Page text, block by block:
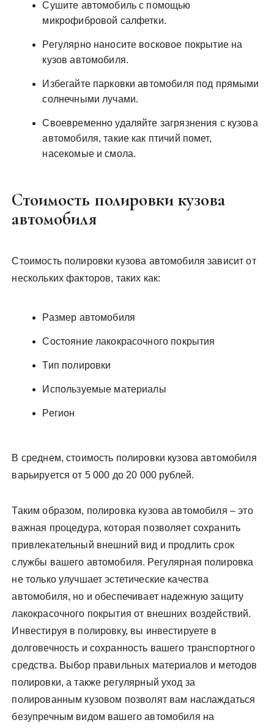
Сушите автомобиль с помощью
микрофибровой салфетки.
Регулярно наносите восковое покрытие на
кузов автомобиля.
Избегайте парковки автомобиля под прямыми
солнечными лучами.
Своевременно удаляйте загрязнения с кузова
автомобиля, такие как птичий помет,
насекомые и смола.
Стоимость полировки кузова
автомобиля
Стоимость полировки кузова автомобиля зависит от
нескольких факторов, таких как:
Размер автомобиля
Состояние лакокрасочного покрытия
Тип полировки
Используемые материалы
Регион
В среднем, стоимость полировки кузова автомобиля
варьируется от 5 000 до 20 000 рублей.
Таким образом, полировка кузова автомобиля – это
важная процедура, которая позволяет сохранить
привлекательный внешний вид и продлить срок
службы вашего автомобиля. Регулярная полировка
не только улучшает эстетические качества
автомобиля, но и обеспечивает надежную защиту
лакокрасочного покрытия от внешних воздействий.
Инвестируя в полировку, вы инвестируете в
долговечность и сохранность вашего транспортного
средства. Выбор правильных материалов и методов
полировки, а также регулярный уход за
полированным кузовом позволят вам наслаждаться
безупречным видом вашего автомобиля на